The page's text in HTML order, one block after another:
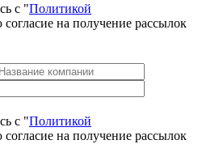
с "Политикой
на получение рассылок
с "Политикой
на получение рассылок